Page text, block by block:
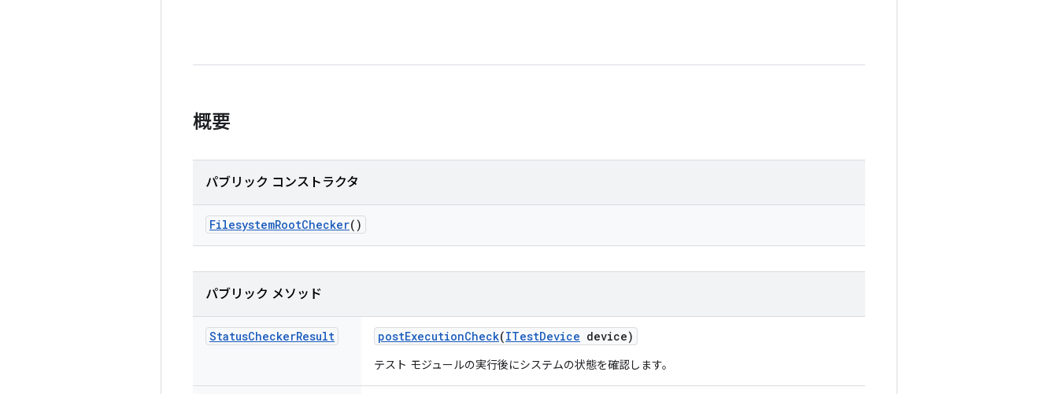
概要
パブリック コンストラクタ
FilesystemRootChecker()
パブリック メソッド
StatusCheckerResult postExecutionCheck(ITestDevice device)
テスト モジュールの実行後にシステムの状態を確認します。